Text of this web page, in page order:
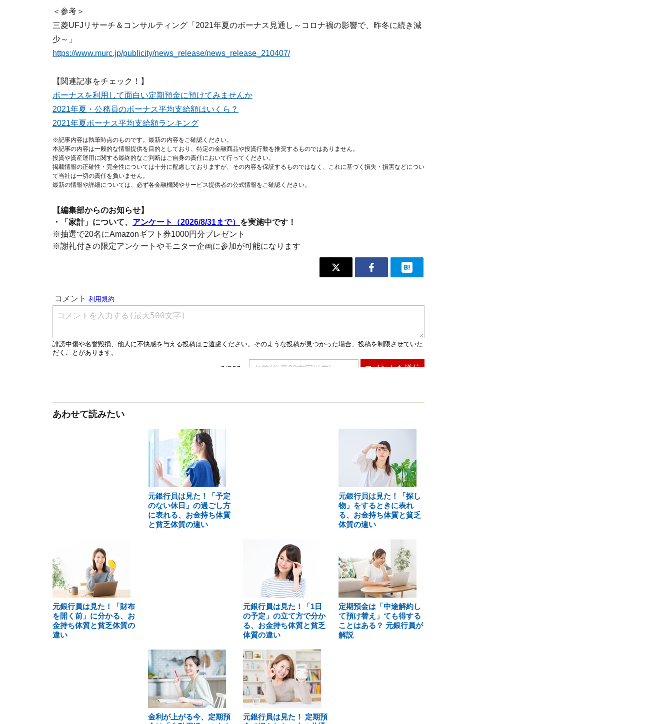
＜参考＞
三菱UFJリサーチ＆コンサルティング「2021年夏のボーナス見通し～コロナ禍の影響で、昨冬に続き減
少～」
https://www.murc.jp/publicity/news_release/news_release_210407/
【関連記事をチェック！】
ボーナスを利用して面白い定期預金に預けてみませんか
2021年夏・公務員のボーナス平均支給額はいくら？
2021年夏ボーナス平均支給額ランキング
※記事内容は執筆時点のものです。最新の内容をご確認ください。
本記事の内容は一般的な情報提供を目的としており、特定の金融商品や投資行動を推奨するものではありません。
投資や資産運用に関する最終的なご判断はご自身の責任において行ってください。
掲載情報の正確性・完全性については十分に配慮しておりますが、その内容を保証するものではなく、これに基づく損失・損害などについ
て当社は一切の責任を負いません。
最新の情報や詳細については、必ず各金融機関やサービス提供者の公式情報をご確認ください。
【編集部からのお知らせ】
・「家計」について、 アンケート（2026/8/31まで） を実施中です！
※抽選で20名にAmazonギフト券1000円分プレゼント
※謝礼付きの限定アンケートやモニター企画に参加が可能になります
あわせて読みたい
元銀行員は見た！「予定
のない休日」の過ごし方
に表れる、お金持ち体質
と貧乏体質の違い
元銀行員は見た！「探し
物」をするときに表れ
る、お金持ち体質と貧乏
体質の違い
元銀行員は見た！「財布
を開く前」に分かる、お
金持ち体質と貧乏体質の
違い
元銀行員は見た！「1日
の予定」の立て方で分か
る、お金持ち体質と貧乏
体質の違い
定期預金は「中途解約し
て預け替え」ても得する
ことはある？ 元銀行員が
解説
金利が上がる今、定期預
元銀行員は見た！ 定期預